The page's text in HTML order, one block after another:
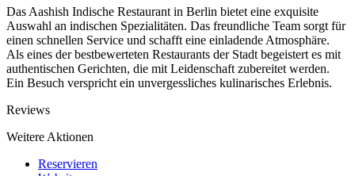
Das Aashish Indische Restaurant in Berlin bietet eine exquisite
Auswahl an indischen Spezialitäten. Das freundliche Team sorgt für
einen schnellen Service und schafft eine einladende Atmosphäre.
Als eines der bestbewerteten Restaurants der Stadt begeistert es mit
authentischen Gerichten, die mit Leidenschaft zubereitet werden.
Ein Besuch verspricht ein unvergessliches kulinarisches Erlebnis.
Reviews
Weitere Aktionen
Reservieren